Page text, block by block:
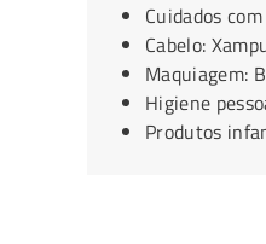
Cuidados
Cabelo:
Maquiagem:
Higiene
Produtos